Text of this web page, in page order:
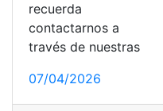
recuerda
contactarnos a
través de nuestras
07/04/2026